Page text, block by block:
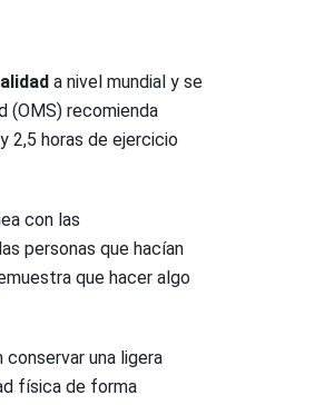
a nivel mundial y se
(OMS) recomienda
2,5 horas de ejercicio
con las
personas que hacían
que hacer algo
una ligera
física de forma